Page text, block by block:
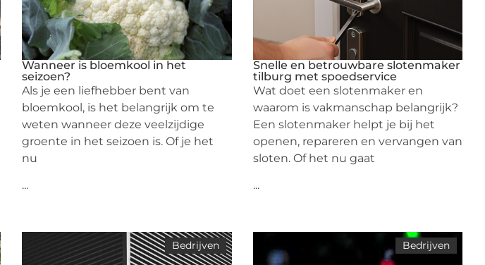
Wanneer is bloemkool in het
seizoen?
Als ⁢je een liefhebber bent van
bloemkool, is het belangrijk om te
weten wanneer deze veelzijdige
groente in het seizoen is. Of je het
nu
...
Snelle en betrouwbare slotenmaker
tilburg met spoedservice
Wat doet een slotenmaker en
waarom is vakmanschap belangrijk?
Een slotenmaker helpt je bij het
openen, repareren en vervangen van
sloten. Of het nu gaat
...
Bedrijven Bedrijven